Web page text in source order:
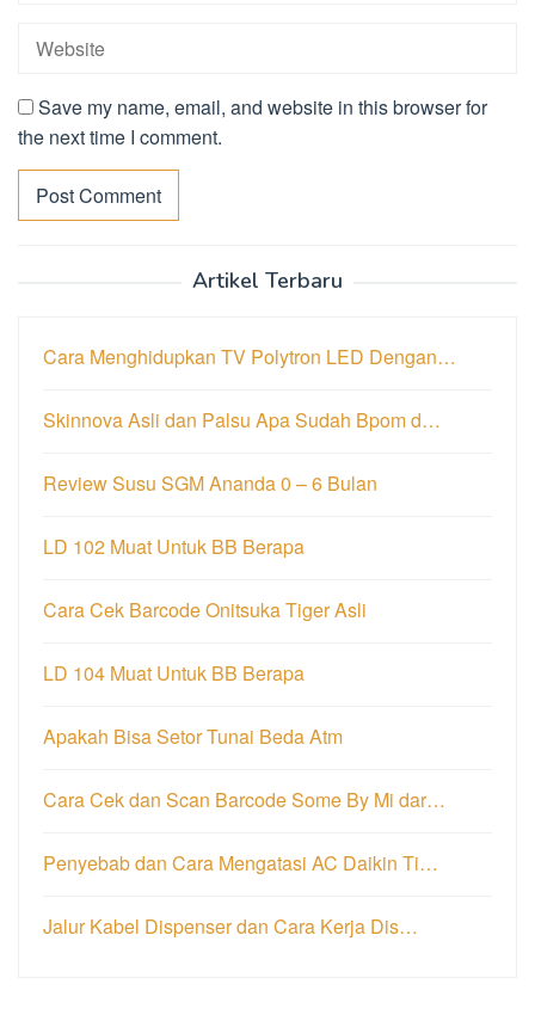
Save my name, email, and website in this browser for
the next time I comment.
Artikel Terbaru
Cara Menghidupkan TV Polytron LED Dengan…
Skinnova Asli dan Palsu Apa Sudah Bpom d…
Review Susu SGM Ananda 0 – 6 Bulan
LD 102 Muat Untuk BB Berapa
Cara Cek Barcode Onitsuka Tiger Asli
LD 104 Muat Untuk BB Berapa
Apakah Bisa Setor Tunai Beda Atm
Cara Cek dan Scan Barcode Some By Mi dar…
Penyebab dan Cara Mengatasi AC Daikin Ti…
Jalur Kabel Dispenser dan Cara Kerja Dis…